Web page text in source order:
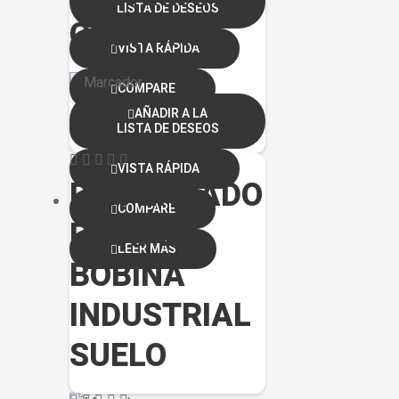
LISTA DE DESEOS
VISTA RÁPIDA
COMPARE
LEER MÁS
CHEMINE
AÑADIR A LA
LISTA DE DESEOS
VISTA RÁPIDA
COMPARE
LEER MÁS
DISPENSADO
R PAPEL
BOBINA
INDUSTRIAL
SUELO